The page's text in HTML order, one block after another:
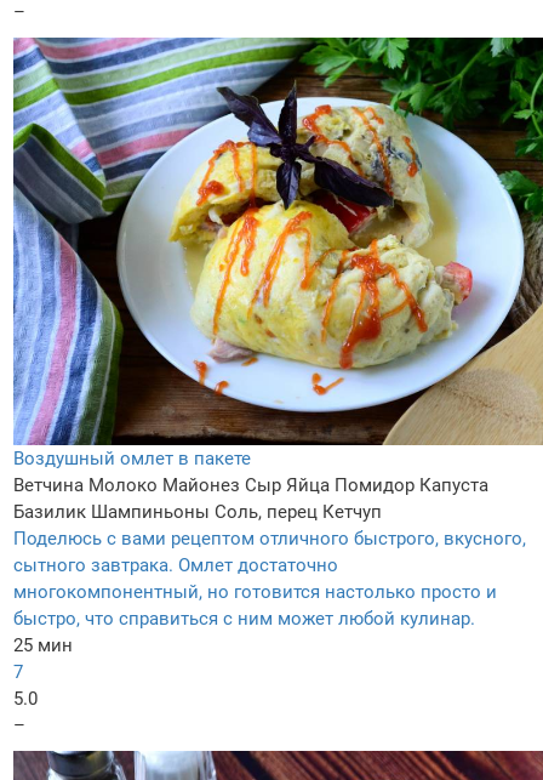
–
Воздушный омлет в пакете
Ветчина Молоко Майонез Сыр Яйца Помидор Капуста
Базилик Шампиньоны Соль, перец Кетчуп
Поделюсь с вами рецептом отличного быстрого, вкусного,
сытного завтрака. Омлет достаточно
многокомпонентный, но готовится настолько просто и
быстро, что справиться с ним может любой кулинар.
25 мин
7
5.0
–